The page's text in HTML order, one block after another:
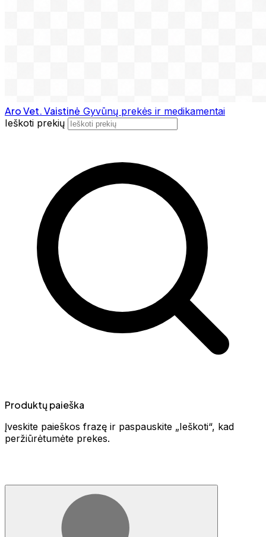
Aro Vet. Vaistinė Gyvūnų prekės ir medikamentai
Ieškoti prekių
Produktų paieška
Įveskite paieškos frazę ir paspauskite „Ieškoti“, kad
peržiūrėtumėte prekes.